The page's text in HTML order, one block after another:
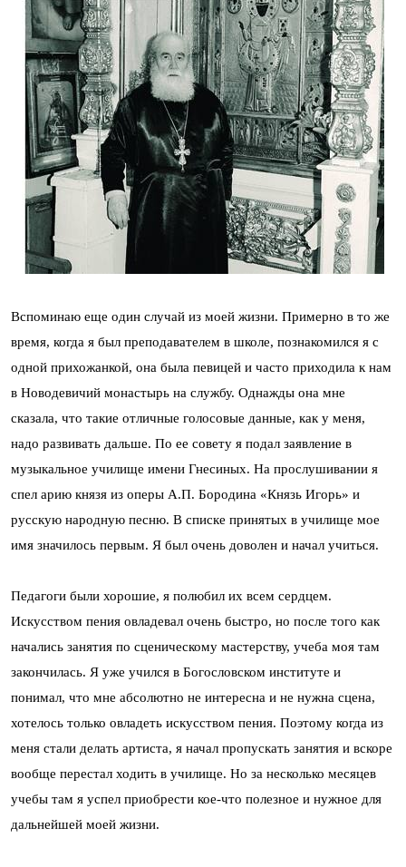
Вспоминаю еще один случай из моей жизни. Примерно в то же
время, когда я был преподавателем в школе, познакомился я с
одной прихожанкой, она была певицей и часто приходила к нам
в Новодевичий монастырь на службу. Однажды она мне
сказала, что такие отличные голосовые данные, как у меня,
надо развивать дальше. По ее совету я подал заявление в
музыкальное училище имени Гнесиных. На прослушивании я
спел арию князя из оперы А.П. Бородина «Князь Игорь» и
русскую народную песню. В списке принятых в училище мое
имя значилось первым. Я был очень доволен и начал учиться.
Педагоги были хорошие, я полюбил их всем сердцем.
Искусством пения овладевал очень быстро, но после того как
начались занятия по сценическому мастерству, учеба моя там
закончилась. Я уже учился в Богословском институте и
понимал, что мне абсолютно не интересна и не нужна сцена,
хотелось только овладеть искусством пения. Поэтому когда из
меня стали делать артиста, я начал пропускать занятия и вскоре
вообще перестал ходить в училище. Но за несколько месяцев
учебы там я успел приобрести кое-что полезное и нужное для
дальнейшей моей жизни.